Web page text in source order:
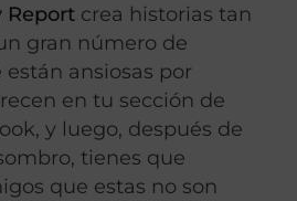
Report crea historias tan
gran número de
ansiosas por
en tu sección de
y luego, después de
tienes que
que estas no son